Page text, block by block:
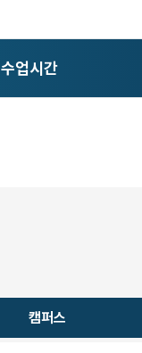
수업시간
캠퍼스